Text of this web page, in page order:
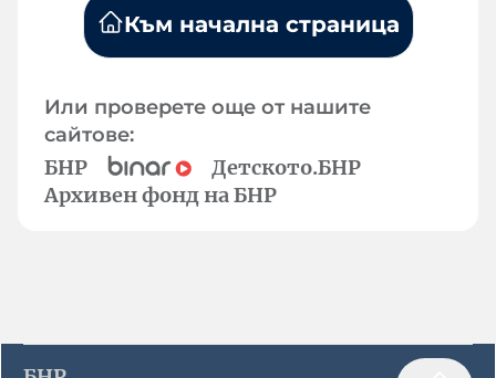
Към начална страница
Или проверете още от нашите
сайтове:
БНР
Детското.БНР
Архивен фонд на БНР